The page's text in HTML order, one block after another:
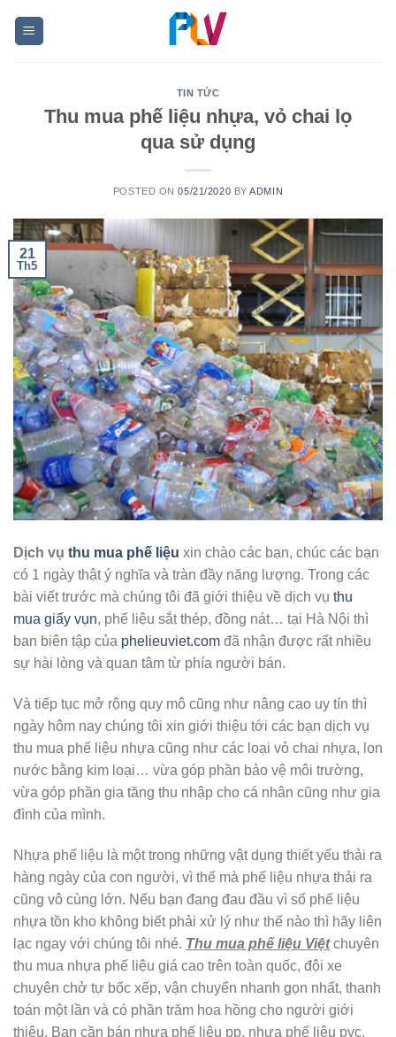
TIN TỨC
Thu mua phế liệu nhựa, vỏ chai lọ
qua sử dụng
POSTED ON05/21/2020 BYADMIN
21
Th5
Dịch vụ thu mua phế liệu xin chào các bạn, chúc các bạn
có 1 ngày thật ý nghĩa và tràn đầy năng lượng. Trong các
bài viết trước mà chúng tôi đã giới thiệu về dịch vụ thu
mua giấy vụn, phế liệu sắt thép, đồng nát… tại Hà Nội thì
ban biên tập của phelieuviet.com đã nhận được rất nhiều
sự hài lòng và quan tâm từ phía người bán.
Và tiếp tục mở rộng quy mô cũng như nâng cao uy tín thì
ngày hôm nay chúng tôi xin giới thiệu tới các bạn dịch vụ
thu mua phế liệu nhựa cũng như các loại vỏ chai nhựa, lon
nước bằng kim loại… vừa góp phần bảo vệ môi trường,
vừa góp phần gia tăng thu nhập cho cá nhân cũng như gia
đình của mình.
Nhựa phế liệu là một trong những vật dụng thiết yếu thải ra
hàng ngày của con người, vì thế mà phế liệu nhựa thải ra
cũng vô cùng lớn. Nếu bạn đang đau đầu vì số phế liệu
nhựa tồn kho không biết phải xử lý như thế nào thì hãy liên
lạc ngay với chúng tôi nhé. Thu mua phế liệu Việtchuyên
thu mua nhựa phế liệu giá cao trên toàn quốc, đội xe
chuyên chở tự bốc xếp, vận chuyển nhanh gọn nhất, thanh
toán một lần và có phần trăm hoa hồng cho người giới
thiệu. Bạn cần bán nhựa phế liệu pp, nhựa phế liệu pvc,